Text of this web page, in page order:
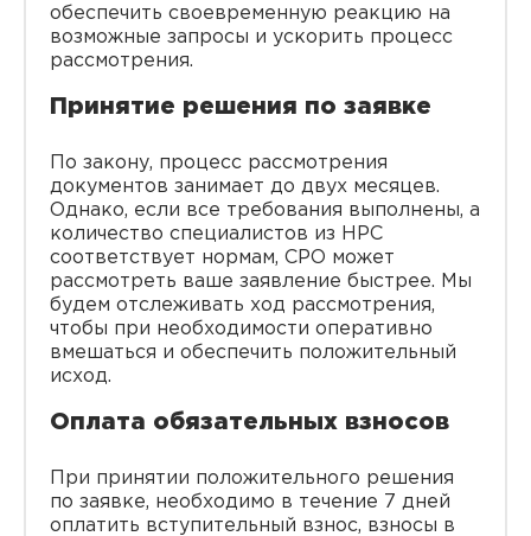
обеспечить своевременную реакцию на
возможные запросы и ускорить процесс
рассмотрения.
Принятие решения по заявке
По закону, процесс рассмотрения
документов занимает до двух месяцев.
Однако, если все требования выполнены, а
количество специалистов из НРС
соответствует нормам, СРО может
рассмотреть ваше заявление быстрее. Мы
будем отслеживать ход рассмотрения,
чтобы при необходимости оперативно
вмешаться и обеспечить положительный
исход.
Оплата обязательных взносов
При принятии положительного решения
по заявке, необходимо в течение 7 дней
оплатить вступительный взнос, взносы в